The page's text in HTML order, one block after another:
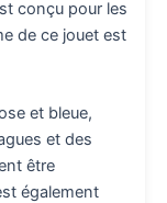
conçu pour les
de ce jouet est
et bleue,
et des
être
également